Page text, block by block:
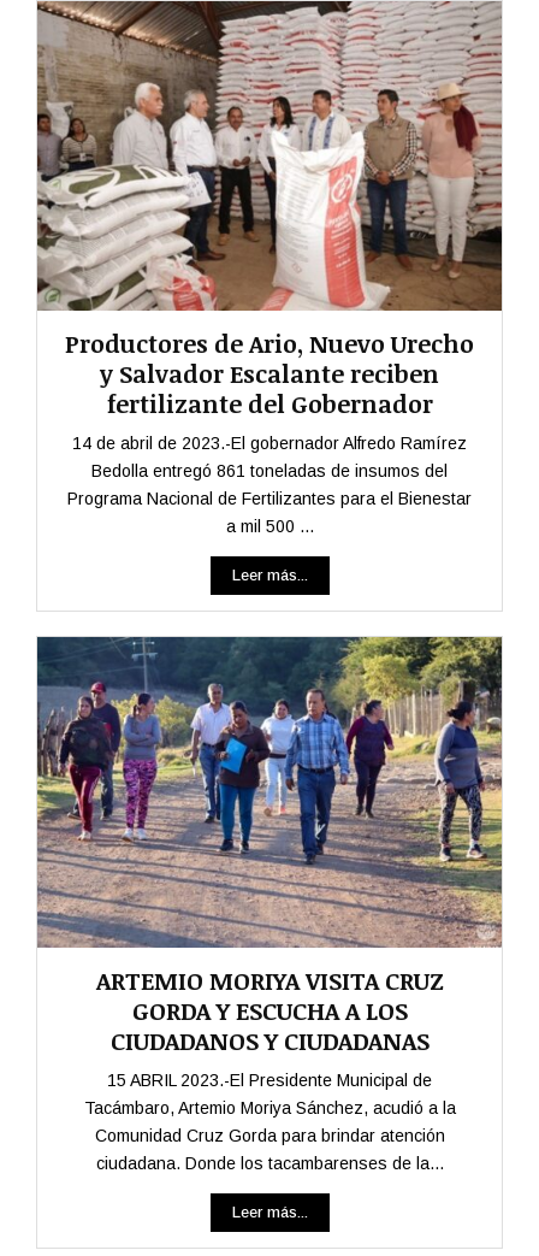
Productores de Ario, Nuevo Urecho
y Salvador Escalante reciben
fertilizante del Gobernador
14 de abril de 2023.-El gobernador Alfredo Ramírez
Bedolla entregó 861 toneladas de insumos del
Programa Nacional de Fertilizantes para el Bienestar
a mil 500 ...
Leer más...
ARTEMIO MORIYA VISITA CRUZ
GORDA Y ESCUCHA A LOS
CIUDADANOS Y CIUDADANAS
15 ABRIL 2023.-El Presidente Municipal de
Tacámbaro, Artemio Moriya Sánchez, acudió a la
Comunidad Cruz Gorda para brindar atención
ciudadana. Donde los tacambarenses de la...
Leer más...